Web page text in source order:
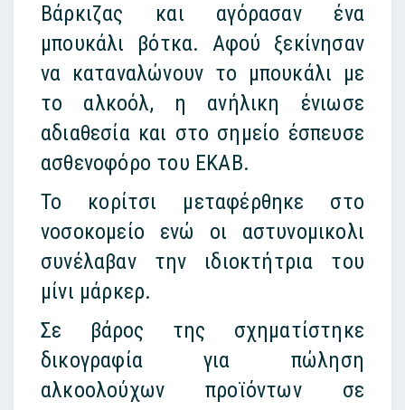
Βάρκιζας και αγόρασαν ένα
μπουκάλι βότκα. Αφού ξεκίνησαν
να καταναλώνουν το μπουκάλι με
το αλκοόλ, η ανήλικη ένιωσε
αδιαθεσία και στο σημείο έσπευσε
ασθενοφόρο του ΕΚΑΒ.
Το κορίτσι μεταφέρθηκε στο
νοσοκομείο ενώ οι αστυνομικολι
συνέλαβαν την ιδιοκτήτρια του
μίνι μάρκερ.
Σε βάρος της σχηματίστηκε
δικογραφία για πώληση
αλκοολούχων προϊόντων σε